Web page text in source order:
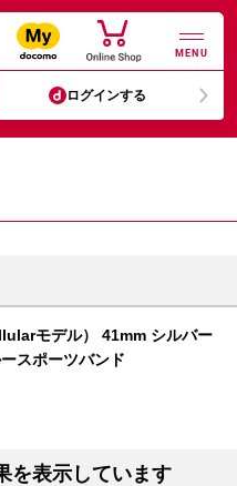
MENU
ログインする
モデル） 41mm シルバー
スポーツバンド
を表示しています